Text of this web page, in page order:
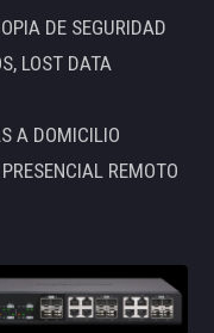
DE SEGURIDAD
LOST DATA
A DOMICILIO
REMOTO